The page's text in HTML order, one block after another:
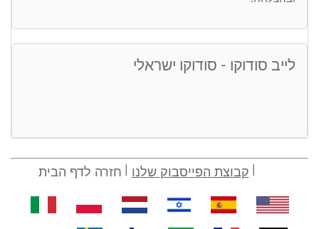
לייב סודוקו - סודוקו ישראלי
קבוצת הפייסבוק שלנו חזרה לדף הבית